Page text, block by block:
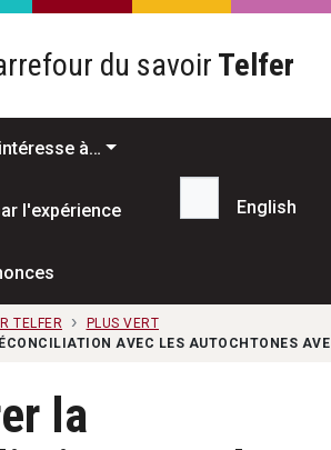
du savoir Telfer
à…
l'expérience
Recherche...
English
TELFER
PLUS VERT
AVEC LES AUTOCHTONES
la